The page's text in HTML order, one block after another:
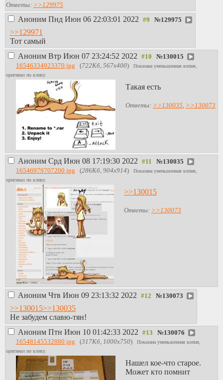
Ответы: >>129975
Аноним Пнд Июн 06 22:03:01 2022 №129975
>>129971
Тот самый
Аноним Втр Июн 07 23:24:52 2022 №130015
16546334923370.jpg (722Кб, 567x400)
Показана уменьшенная копия,
оригинал по клику.
Такая есть
Ответы: >>130035, >>130073
Аноним Срд Июн 08 17:19:30 2022 №130035
16546979707200.jpg (286Кб, 904x914)
Показана уменьшенная копия,
оригинал по клику.
>>130015
Ответы: >>130073
Аноним Чтв Июн 09 23:13:32 2022 №130073
>>130015>>130035
Не забудем славю-тян!
Аноним Птн Июн 10 01:42:33 2022 №130076
16548145532880.jpg (317Кб, 1000x750)
Показана уменьшенная копия,
оригинал по клику.
Нашел кое-что старое.
Может кто помнит